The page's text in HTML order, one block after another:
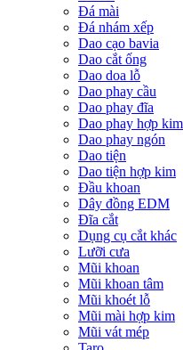
Đá mài
Đá nhám xếp
Dao cạo bavia
Dao cắt ống
Dao doa lỗ
Dao phay cầu
Dao phay đĩa
Dao phay hợp kim
Dao phay ngón
Dao tiện
Dao tiện hợp kim
Đầu khoan
Dây đồng EDM
Đĩa cắt
Dụng cụ cắt khác
Lưỡi cưa
Mũi khoan
Mũi khoan tâm
Mũi khoét lỗ
Mũi mài hợp kim
Mũi vát mép